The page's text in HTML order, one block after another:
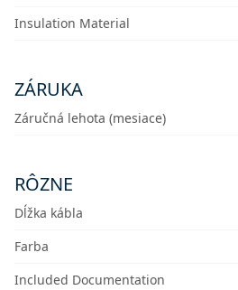
Insulation Material
ZÁRUKA
Záručná lehota (mesiace)
RÔZNE
Dĺžka kábla
Farba
Included Documentation